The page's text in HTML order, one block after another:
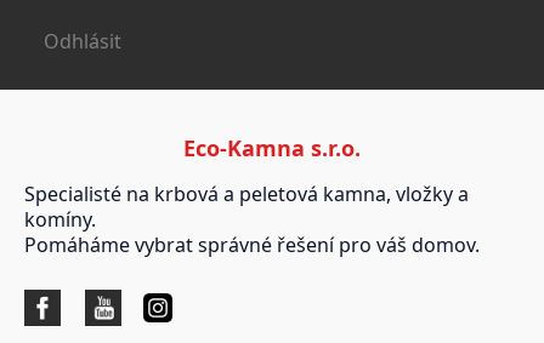
Odhlásit
Eco-Kamna s.r.o.
Specialisté na krbová a peletová kamna, vložky a
komíny.
Pomáháme vybrat správné řešení pro váš domov.